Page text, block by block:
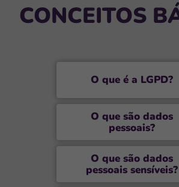
CONCEITOS B
O que é a LGPD?
O que são dados
pessoais?
O que são dados
pessoais sensíveis?